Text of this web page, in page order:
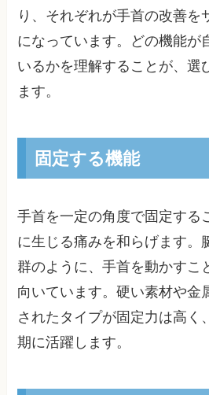
り、それぞれが手首の改善を
になっています。どの機能が
いるかを理解することが、選
ます。
固定する機能
手首を一定の角度で固定する
に生じる痛みを和らげます。
群のように、手首を動かすこ
向いています。硬い素材や金
されたタイプが固定力は高く
期に活躍します。